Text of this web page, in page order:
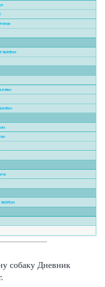
собаку Дневник